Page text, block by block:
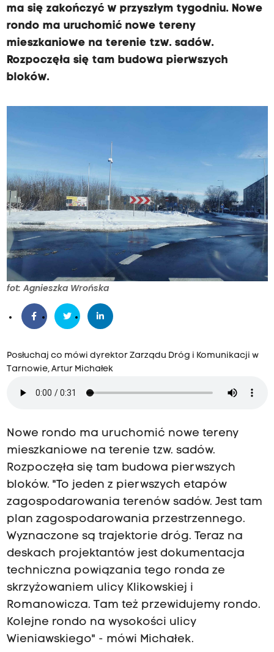
ma się zakończyć w przyszłym tygodniu. Nowe
rondo ma uruchomić nowe tereny
mieszkaniowe na terenie tzw. sadów.
Rozpoczęła się tam budowa pierwszych
bloków.
fot: Agnieszka Wrońska
Posłuchaj co mówi dyrektor Zarządu Dróg i Komunikacji w
Tarnowie, Artur Michałek
Nowe rondo ma uruchomić nowe tereny
mieszkaniowe na terenie tzw. sadów.
Rozpoczęła się tam budowa pierwszych
bloków. "To jeden z pierwszych etapów
zagospodarowania terenów sadów. Jest tam
plan zagospodarowania przestrzennego.
Wyznaczone są trajektorie dróg. Teraz na
deskach projektantów jest dokumentacja
techniczna powiązania tego ronda ze
skrzyżowaniem ulicy Klikowskiej i
Romanowicza. Tam też przewidujemy rondo.
Kolejne rondo na wysokości ulicy
Wieniawskiego" - mówi Michałek.
p
ó
ł
p
r
i
a
s
t
e
m
w
b
d
o
r
o
n
d
o
n
a
S
z
u
j
s
k